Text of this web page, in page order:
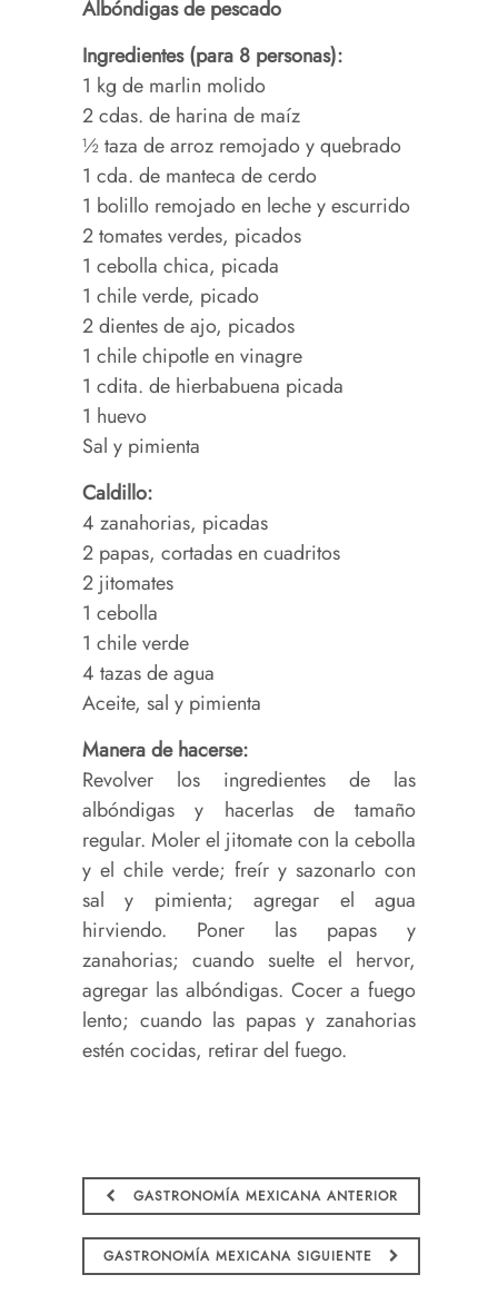
Albóndigas de pescado
Ingredientes (para 8 personas):
1 kg de marlin molido
2 cdas. de harina de maíz
½ taza de arroz remojado y quebrado
1 cda. de manteca de cerdo
1 bolillo remojado en leche y escurrido
2 tomates verdes, picados
1 cebolla chica, picada
1 chile verde, picado
2 dientes de ajo, picados
1 chile chipotle en vinagre
1 cdita. de hierbabuena picada
1 huevo
Sal y pimienta
Caldillo:
4 zanahorias, picadas
2 papas, cortadas en cuadritos
2 jitomates
1 cebolla
1 chile verde
4 tazas de agua
Aceite, sal y pimienta
Manera de hacerse:
Revolver los ingredientes de las
albóndigas y hacerlas de tamaño
regular. Moler el jitomate con la cebolla
y el chile verde; freír y sazonarlo con
sal y pimienta; agregar el agua
hirviendo. Poner las papas y
zanahorias; cuando suelte el hervor,
agregar las albóndigas. Cocer a fuego
lento; cuando las papas y zanahorias
estén cocidas, retirar del fuego.
GASTRONOMÍA MEXICANA ANTERIOR
GASTRONOMÍA MEXICANA SIGUIENTE